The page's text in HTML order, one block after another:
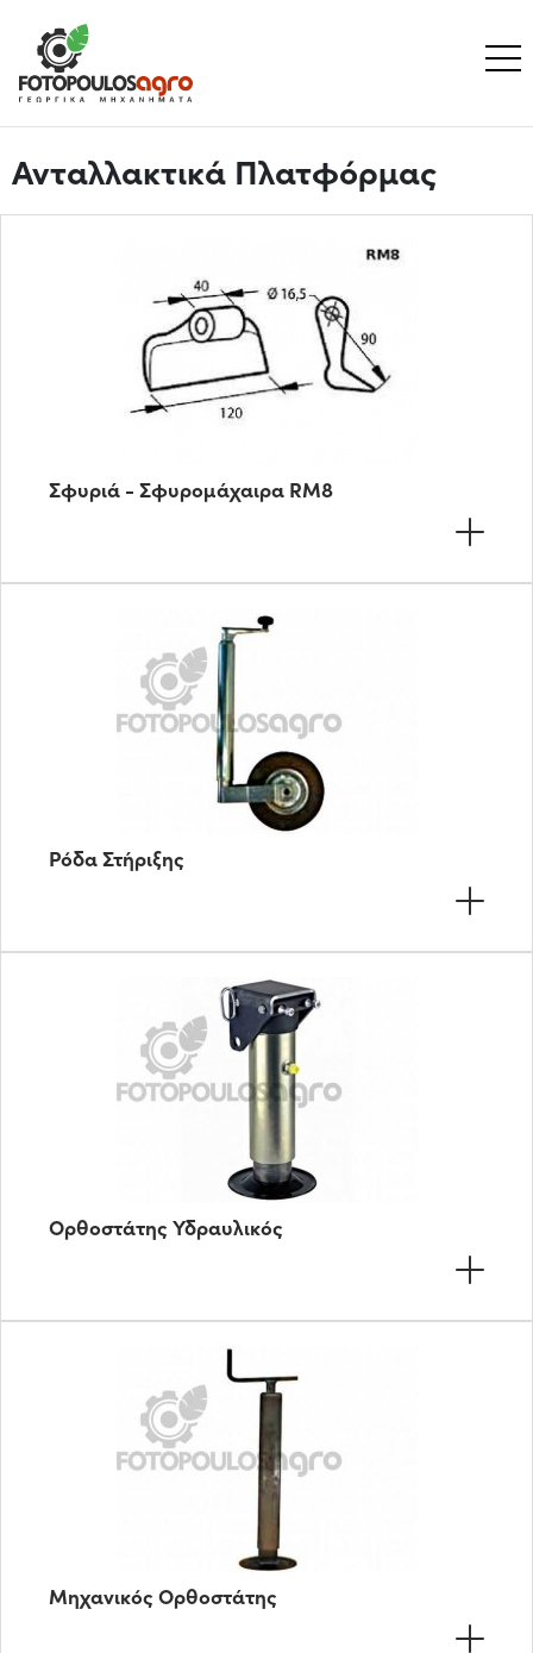
Ανταλλακτικά Πλατφόρμας
Σφυριά - Σφυρομάχαιρα RM8
Ρόδα Στήριξης
Ορθοστάτης Υδραυλικός
Μηχανικός Ορθοστάτης